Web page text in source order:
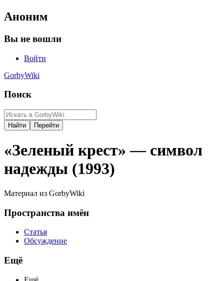
Аноним
Вы не вошли
Войти
GorbyWiki
Поиск
«Зеленый крест» — символ
надежды (1993)
Материал из GorbyWiki
Пространства имён
Статья
Обсуждение
Ещё